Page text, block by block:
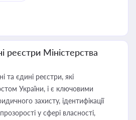
реєстри Міністерства
та єдині реєстри, які
України, і є ключовими
захисту, ідентифікації
у сфері власності,